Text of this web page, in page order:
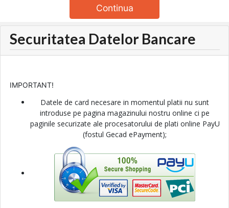
Continua
Securitatea Datelor Bancare
IMPORTANT!
Datele de card necesare in momentul platii nu sunt
introduse pe pagina magazinului nostru online ci pe
paginile securizate ale procesatorului de plati online PayU
(fostul Gecad ePayment);